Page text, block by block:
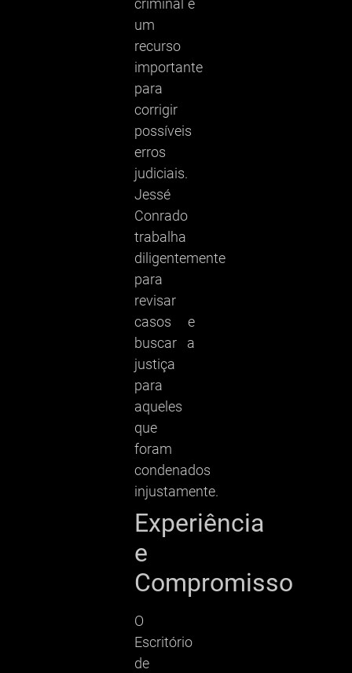
criminal é
um
recurso
importante
para
corrigir
possíveis
erros
judiciais.
Jessé
Conrado
trabalha
diligentemente
para
revisar
casos e
buscar a
justiça
para
aqueles
que
foram
condenados
injustamente.
Experiência
e
Compromisso
O
Escritório
de